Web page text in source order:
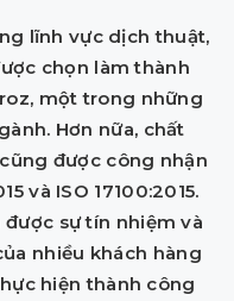
lĩnh vực dịch thuật,
chọn làm thành
một trong những
Hơn nữa, chất
được công nhận
và ISO 17100:2015.
được sự tín nhiệm và
nhiều khách hàng
hiện thành công